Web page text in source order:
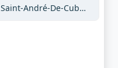
Saint-André-De-Cubzac 33240 France